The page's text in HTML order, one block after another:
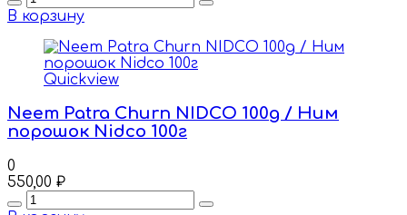
В корзину
Quickview
Neem Patra Churn NIDCO 100g / Ним
порошок Nidco 100г
0
550,00 ₽
Quantity